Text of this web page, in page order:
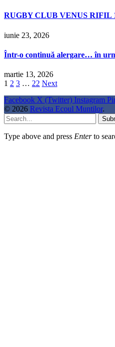
RUGBY CLUB VENUS RIFIL
iunie 23, 2026
Într-o continuă alergare… în
martie 13, 2026
1 2 3 … 22 Next
Facebook X (Twitter) Instagram
© 2026 Revista Ecoul Muntilor.
Type above and press Enterto